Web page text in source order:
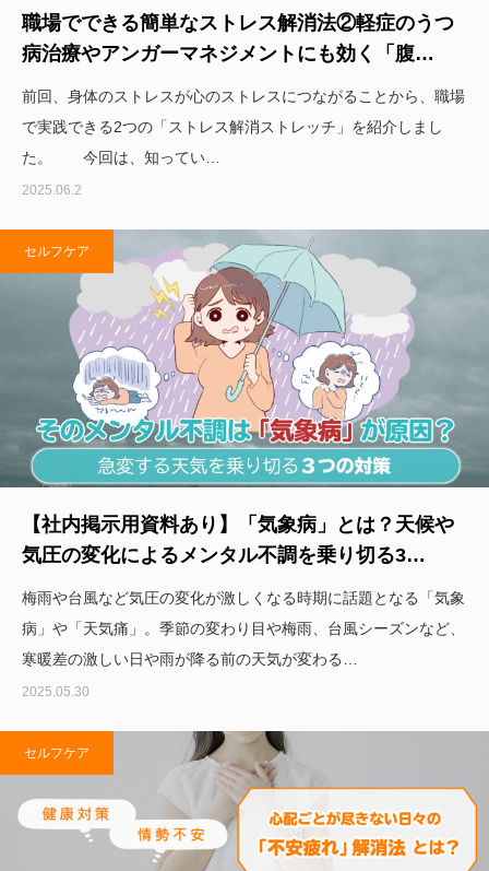
職場でできる簡単なストレス解消法②軽症のうつ
病治療やアンガーマネジメントにも効く「腹…
前回、身体のストレスが心のストレスにつながることから、職場
で実践できる2つの「ストレス解消ストレッチ」を紹介しまし
た。 今回は、知ってい…
2025.06.2
セルフケア
【社内掲示用資料あり】「気象病」とは？天候や
気圧の変化によるメンタル不調を乗り切る3…
梅雨や台風など気圧の変化が激しくなる時期に話題となる「気象
病」や「天気痛」。季節の変わり目や梅雨、台風シーズンなど、
寒暖差の激しい日や雨が降る前の天気が変わる…
2025.05.30
セルフケア